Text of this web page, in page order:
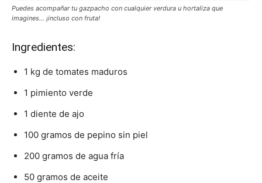
Puedes acompañar tu gazpacho con cualquier verdura u hortaliza que
imagines… ¡incluso con fruta!
Ingredientes:
1 kg de tomates maduros
1 pimiento verde
1 diente de ajo
100 gramos de pepino sin piel
200 gramos de agua fría
50 gramos de aceite